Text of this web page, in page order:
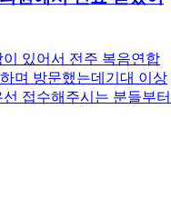
있어서 전주 복음연합
며 방문했는데기대 이상
접수해주시는 분들부터